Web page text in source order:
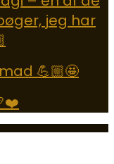
jeg har
💪🏼🤩